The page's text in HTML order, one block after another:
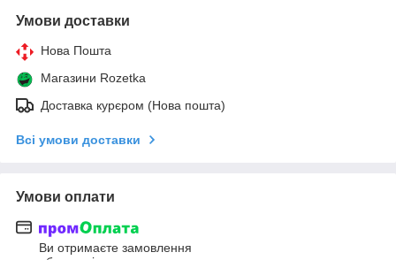
Умови доставки
Нова Пошта
Магазини Rozetka
Доставка курєром (Нова пошта)
Всі умови доставки
Умови оплати
Ви отримаєте замовлення